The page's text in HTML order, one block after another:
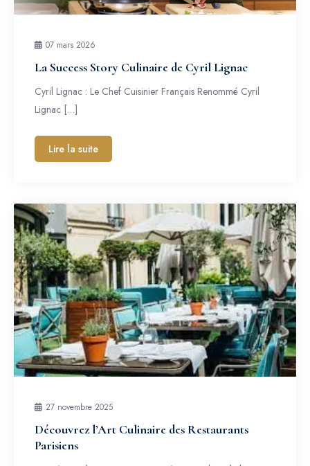
07 mars 2026
La Success Story Culinaire de Cyril Lignac
Cyril Lignac : Le Chef Cuisinier Français Renommé Cyril
Lignac […]
Lire la suite
27 novembre 2025
Découvrez l’Art Culinaire des Restaurants
Parisiens